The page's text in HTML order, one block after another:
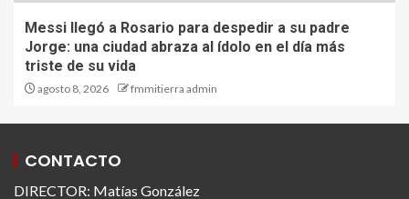
Messi llegó a Rosario para despedir a su padre
Jorge: una ciudad abraza al ídolo en el día más
triste de su vida
agosto 8, 2026 fmmitierra admin
CONTACTO
DIRECTOR: Matías González